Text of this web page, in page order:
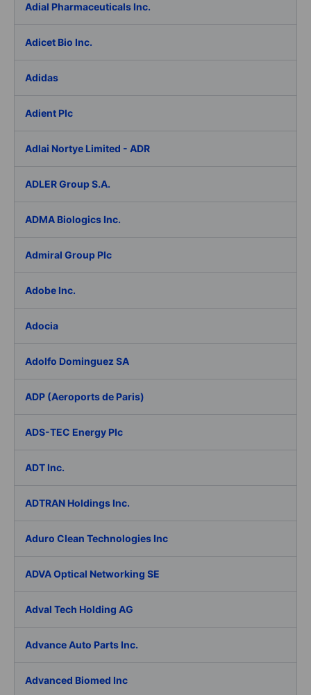
Adial Pharmaceuticals Inc.
Adicet Bio Inc.
Adidas
Adient Plc
Adlai Nortye Limited - ADR
ADLER Group S.A.
ADMA Biologics Inc.
Admiral Group Plc
Adobe Inc.
Adocia
Adolfo Dominguez SA
ADP (Aeroports de Paris)
ADS-TEC Energy Plc
ADT Inc.
ADTRAN Holdings Inc.
Aduro Clean Technologies Inc
ADVA Optical Networking SE
Adval Tech Holding AG
Advance Auto Parts Inc.
Advanced Biomed Inc